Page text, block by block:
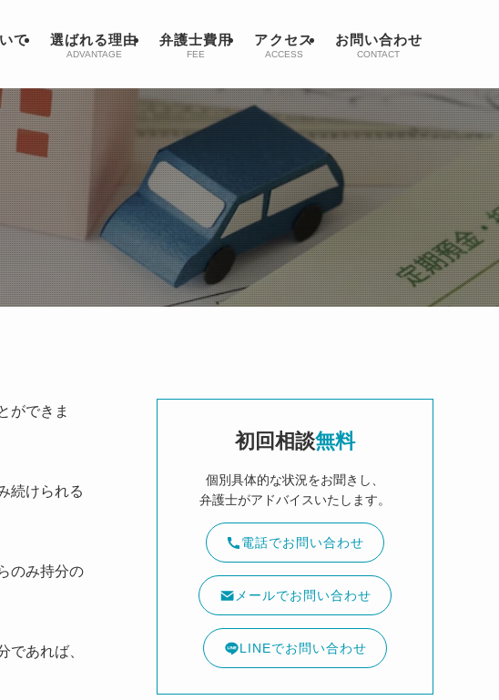
て 選ばれる理由
ADVANTAGE
弁護士費用
FEE
アクセス
ACCESS
お問い合わせ
CONTACT
ができま
続けられる
のみ持分の
あれば、
初回相談無料
個別具体的な状況をお聞きし、
弁護士がアドバイスいたします。
電話でお問い合わせ
メールでお問い合わせ
LINEでお問い合わせ